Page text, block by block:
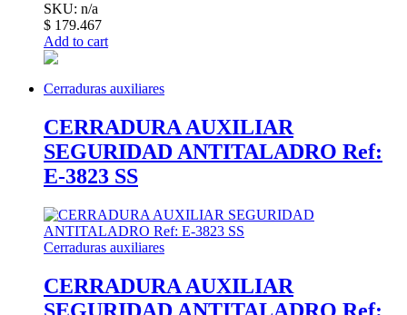
SKU: n/a
$ 179.467
Add to cart
Cerraduras auxiliares
CERRADURA AUXILIAR
SEGURIDAD ANTITALADRO Ref:
E-3823 SS
Cerraduras auxiliares
CERRADURA AUXILIAR